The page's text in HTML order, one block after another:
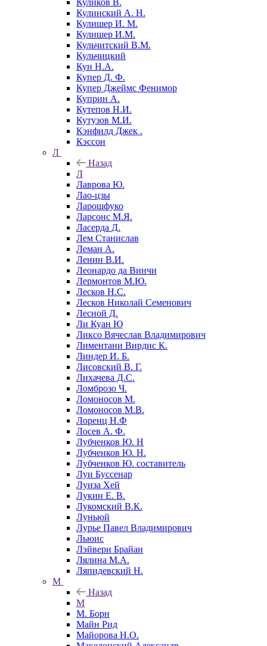
Куликов В.
Кулинский А. Н.
Кулишер И. М.
Кулишер И.М.
Кульчитский В.М.
Кульчицкий
Кун Н.А.
Купер Д. Ф.
Купер Джеймс Фенимор
Куприн А.
Кутепов Н.И.
Кутузов М.И.
Кэнфилд Джек .
Кэссон
Л
Назад
Л
Лаврова Ю.
Лао-цзы
Ларошфуко
Ларсонс М.Я.
Ласерда Д.
Лем Станислав
Леман А.
Ленин В.И.
Леонардо да Винчи
Лермонтов М.Ю.
Лесков Н.С.
Лесков Николай Семенович
Лесной Д.
Ли Куан Ю
Ликсо Вячеслав Владимирович
Лиментани Вирдис К.
Линдер И. Б.
Лисовский В. Г.
Лихачева Д.С.
Ломброзо Ч.
Ломоносов М.
Ломоносов М.В.
Лоренц Н.Ф
Лосев А. Ф.
Лубченков Ю. Н
Лубченков Ю. Н.
Лубченков Ю. составитель
Луи Буссенар
Луиза Хей
Лукин Е. В.
Лукомский В.К.
Луньюй
Лурье Павел Владимирович
Льюис
Лэйвери Брайан
Лялина М.А.
Ляпидевский Н.
М
Назад
М
М. Борн
Майн Рид
Майорова Н.О.